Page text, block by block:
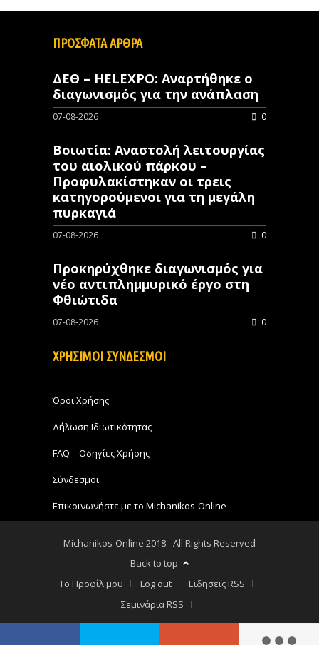
ΠΡΟΣΦΑΤΑ ΑΡΘΡΑ
ΔΕΘ – HELEXPO: Αναρτήθηκε ο
διαγωνισμός για την ανάπλαση
07-08-2026 0
Βοιωτία: Αναστολή λειτουργίας
του αιολικού πάρκου –
Προφυλακίστηκαν οι τρεις
κατηγορούμενοι για τη μεγάλη
πυρκαγιά
07-08-2026 0
Προκηρύχθηκε διαγωνισμός για
νέo αντιπλημμυρικό έργο στη
Φθιώτιδα
07-08-2026 0
ΧΡΗΣΙΜΟΙ ΣΥΝΔΕΣΜΟΙ
Όροι Χρήσης
Δήλωση Ιδιωτικότητας
FAQ – Οδηγίες Χρήσης
Σύνδεσμοι
Επικοινωνήστε με το Michanikos-Online
Michanikos-Online 2018 - All Rights Reserved
Back to top
Το Προφίλ μου
Log out
Ειδησεις RSS
Σεμινάρια RSS